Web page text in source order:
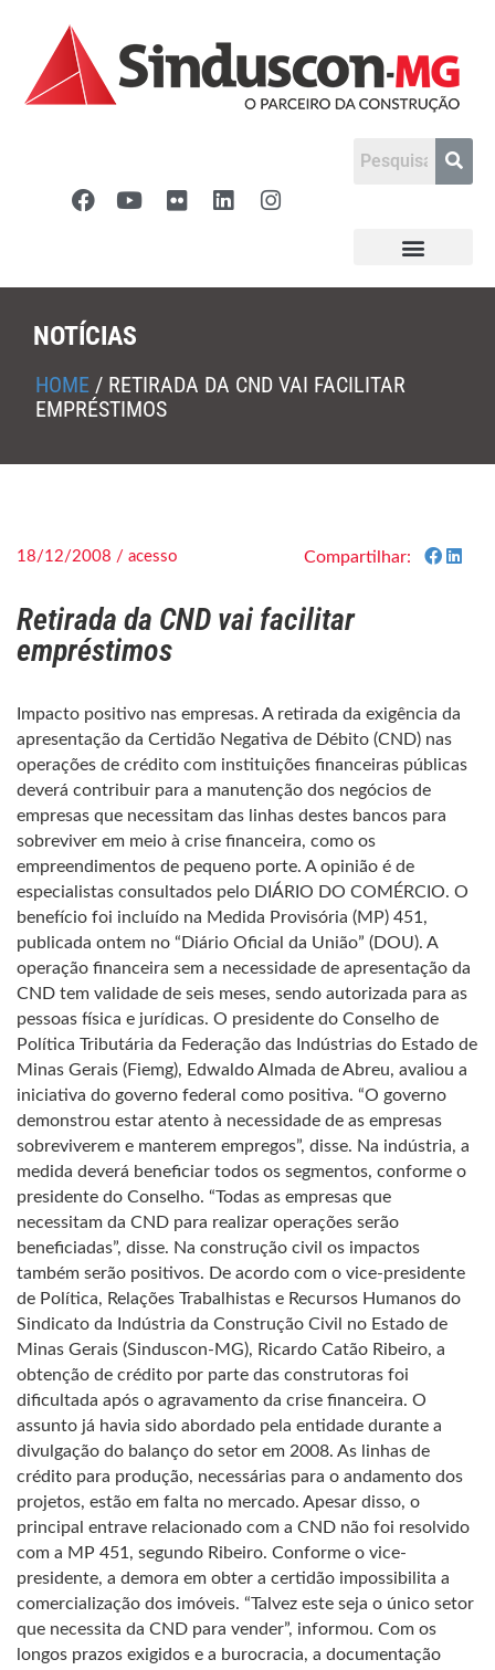
NOTÍCIAS
HOME / RETIRADA DA CND VAI FACILITAR
EMPRÉSTIMOS
18/12/2008 / acesso Compartilhar:
Retirada da CND vai facilitar
empréstimos
Impacto positivo nas empresas. A retirada da exigência da
apresentação da Certidão Negativa de Débito (CND) nas
operações de crédito com instituições financeiras públicas
deverá contribuir para a manutenção dos negócios de
empresas que necessitam das linhas destes bancos para
sobreviver em meio à crise financeira, como os
empreendimentos de pequeno porte. A opinião é de
especialistas consultados pelo DIÁRIO DO COMÉRCIO. O
benefício foi incluído na Medida Provisória (MP) 451,
publicada ontem no “Diário Oficial da União” (DOU). A
operação financeira sem a necessidade de apresentação da
CND tem validade de seis meses, sendo autorizada para as
pessoas física e jurídicas. O presidente do Conselho de
Política Tributária da Federação das Indústrias do Estado de
Minas Gerais (Fiemg), Edwaldo Almada de Abreu, avaliou a
iniciativa do governo federal como positiva. “O governo
demonstrou estar atento à necessidade de as empresas
sobreviverem e manterem empregos”, disse. Na indústria, a
medida deverá beneficiar todos os segmentos, conforme o
presidente do Conselho. “Todas as empresas que
necessitam da CND para realizar operações serão
beneficiadas”, disse. Na construção civil os impactos
também serão positivos. De acordo com o vice-presidente
de Política, Relações Trabalhistas e Recursos Humanos do
Sindicato da Indústria da Construção Civil no Estado de
Minas Gerais (Sinduscon-MG), Ricardo Catão Ribeiro, a
obtenção de crédito por parte das construtoras foi
dificultada após o agravamento da crise financeira. O
assunto já havia sido abordado pela entidade durante a
divulgação do balanço do setor em 2008. As linhas de
crédito para produção, necessárias para o andamento dos
projetos, estão em falta no mercado. Apesar disso, o
principal entrave relacionado com a CND não foi resolvido
com a MP 451, segundo Ribeiro. Conforme o vice-
presidente, a demora em obter a certidão impossibilita a
comercialização dos imóveis. “Talvez este seja o único setor
que necessita da CND para vender”, informou. Com os
longos prazos exigidos e a burocracia, a documentação